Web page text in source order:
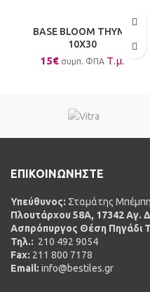
BASE BLOOM THYME
10X30
15€ συμπ. ΦΠΑ Τ.μ.
ΕΠΙΚΟΙΝΩΝΗΣΤΕ
Υπεύθυνος: Σταμάτης
Πλουτάρχου 58Α, 17342 Αγ.
Ασπρόπυργος Θέση Πηγάδι
Τηλ.: 210 492 9054
Fax: 211 800 7178
Email: info@bestiles.gr